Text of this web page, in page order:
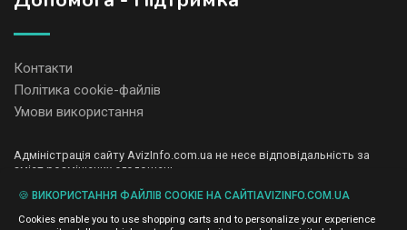
Контакти
Політика cookie-файлів
Умови використання
Адміністрація сайту AvizInfo.com.ua не несе відповідальність за
зміст розміщених оголошень.
і не продаємо особисту інформацію зареєстрованих користувачів
AvizInfo.com.ua третім особам. Ми не відповідаємо за правила
🍪 ВИКОРИСТАННЯ ФАЙЛІВ COOKIE НА САЙТІAVIZINFO.COM.UA
Cookies enable you to use shopping carts and to personalize your experience